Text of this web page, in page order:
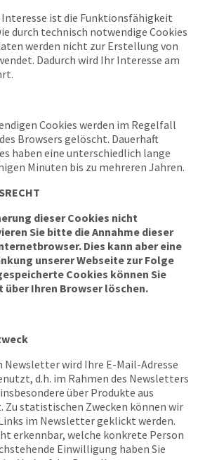
ist die Funktionsfähigkeit
durch technisch notwendige Cookies
werden nicht zur Erstellung von
Dadurch wird Ihr Interesse am
Cookies werden im Regelfall
Browsers gelöscht. Dauerhaft
haben eine unterschiedlich lange
Minuten bis zu mehreren Jahren.
dieser Cookies nicht
Sie bitte die Annahme dieser
Dies kann aber eine
unserer Webseite zur Folge
Cookies können Sie
Ihren Browser löschen.
Newsletter wird Ihre E-Mail-Adresse
d.h. im Rahmen des Newsletters
über Produkte aus
Zu statistischen Zwecken können wir
im Newsletter geklickt werden.
erkennbar, welche konkrete Person
Einwilligung haben Sie